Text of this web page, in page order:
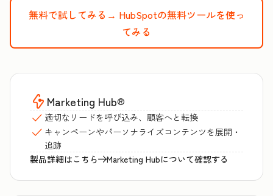
無料で試してみる→ HubSpotの無料ツールを使っ
てみる
Marketing Hub®
適切なリードを呼び込み、顧客へと転換
キャンペーンやパーソナライズコンテンツを展開・
追跡
製品詳細はこちら
Marketing Hubについて確認する